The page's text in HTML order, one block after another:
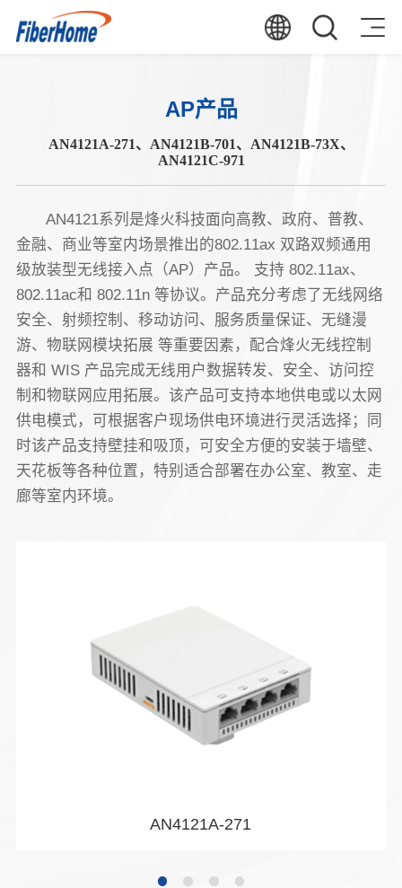
AP产品
AN4121A-271、AN4121B-701、AN4121B-73X、
AN4121C-971
AN4121系列是烽火科技面向高教、政府、普教、
金融、商业等室内场景推出的802.11ax 双路双频通用
级放装型无线接入点（AP）产品。 支持 802.11ax、
802.11ac和 802.11n 等协议。产品充分考虑了无线网络
安全、射频控制、移动访问、服务质量保证、无缝漫
游、物联网模块拓展 等重要因素，配合烽火无线控制
器和 WIS 产品完成无线用户数据转发、安全、访问控
制和物联网应用拓展。该产品可支持本地供电或以太网
供电模式，可根据客户现场供电环境进行灵活选择；同
时该产品支持壁挂和吸顶，可安全方便的安装于墙壁、
天花板等各种位置，特别适合部署在办公室、教室、走
廊等室内环境。
AN4121A-271